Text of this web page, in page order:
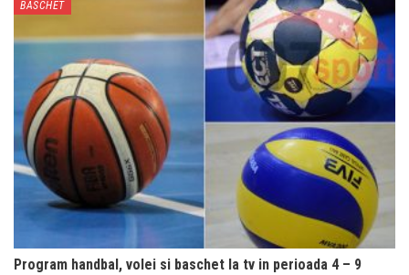
BASCHET
Program handbal, volei si baschet la tv in perioada 4 – 9